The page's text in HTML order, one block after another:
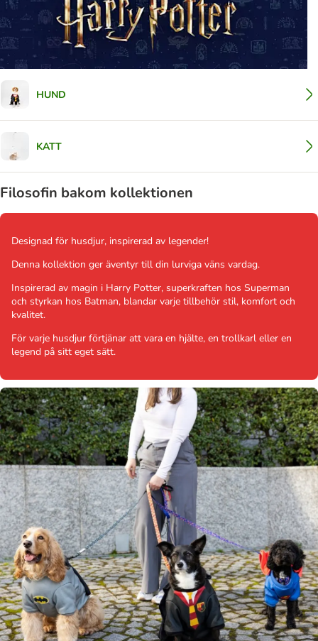
HUND
KATT
Filosofin bakom kollektionen
Designad för husdjur, inspirerad av legender!
Denna kollektion ger äventyr till din lurviga väns vardag.
Inspirerad av magin i Harry Potter, superkraften hos Superman
och styrkan hos Batman, blandar varje tillbehör stil, komfort och
kvalitet.
För varje husdjur förtjänar att vara en hjälte, en trollkarl eller en
legend på sitt eget sätt.